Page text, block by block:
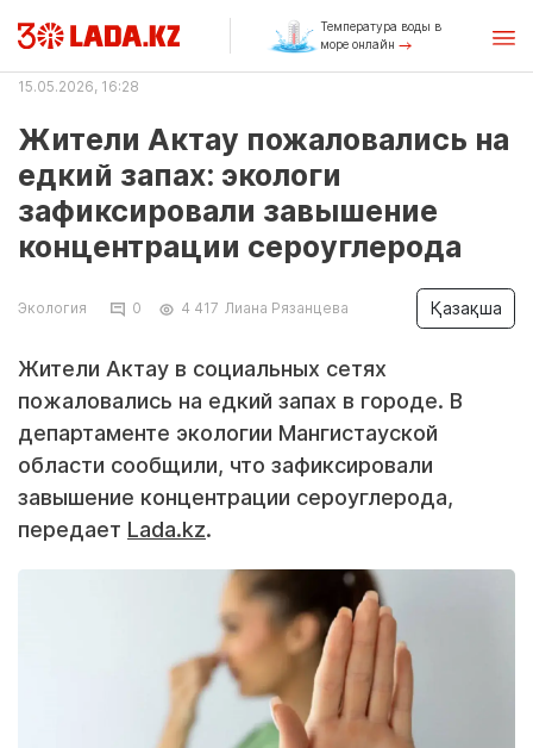
Температура воды в
море онлайн
15.05.2026, 16:28
Жители Актау пожаловались на
едкий запах: экологи
зафиксировали завышение
концентрации сероуглерода
Экология 0 4 417 Лиана Рязанцева Қазақша
Жители Актау в социальных сетях
пожаловались на едкий запах в городе. В
департаменте экологии Мангистауской
области сообщили, что зафиксировали
завышение концентрации сероуглерода,
передает Lada.kz.